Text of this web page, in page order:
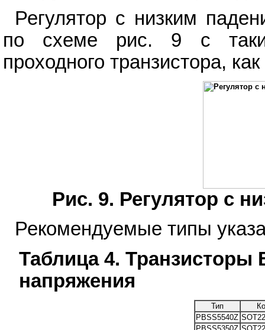
Регулятор с низким
по схеме рис. 9 с
проходного транзистора,
Рис. 9. Регулятор с
Рекомендуемые типы
Таблица 4. Транзисторы
напряжения
Тип
PBSS5540Z